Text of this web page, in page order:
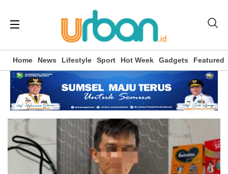
Home News Lifestyle Sport Hot Week Gadgets Featured